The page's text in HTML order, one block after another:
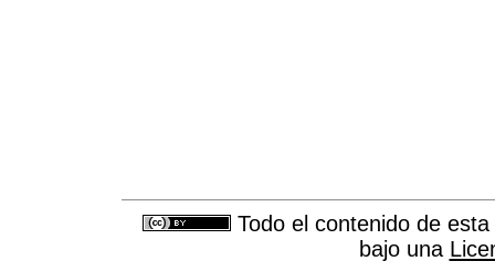
Todo el contenido de
bajo una